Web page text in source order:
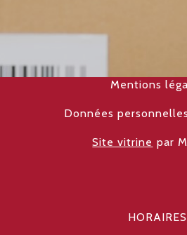
Mentions
Données
Site vitrine par
HORAIRES